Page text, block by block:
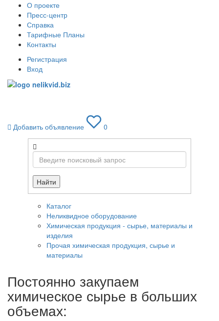
О проекте
Пресс-центр
Справка
Тарифные Планы
Контакты
Регистрация
Вход
Добавить объявление
0
Найти
Каталог
Неликвидное оборудование
Химическая продукция - сырье, материалы и
изделия
Прочая химическая продукция, сырье и
материалы
Постоянно закупаем
химическое сырье в больших
объемах: